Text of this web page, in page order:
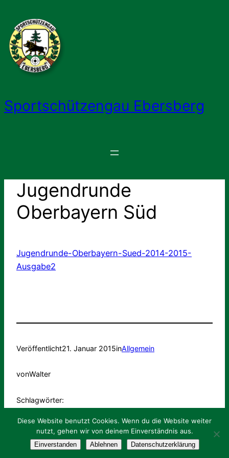
Inhalt
springen
Sportschützengau Ebersberg
Jugendrunde
Oberbayern Süd
Jugendrunde-Oberbayern-Sued-2014-2015-
Ausgabe2
Veröffentlicht21. Januar 2015inAllgemein
vonWalter
Schlagwörter:
ImpressumDatenschutzInternLogin
Diese Website benutzt Cookies. Wenn du die Website weiter
nutzt, gehen wir von deinem Einverständnis aus.
Einverstanden Ablehnen Datenschutzerklärung